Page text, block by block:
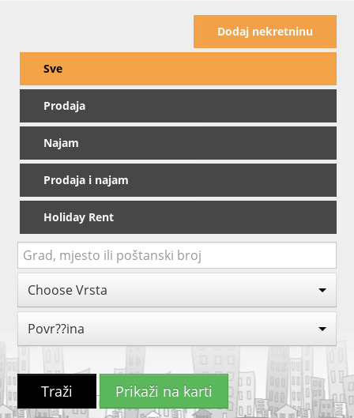
Dodaj nekretninu
Sve
Prodaja
Najam
Prodaja i najam
Holiday Rent
Choose Vrsta
Povr??ina
Traži Prikaži na karti